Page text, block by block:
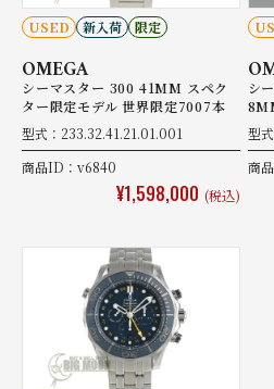
USED 新入荷 限定
OMEGA
シーマスター 300 41MM スペク
ター限定モデル 世界限定7007本
型式：233.32.41.21.01.001
商品ID：v6840
¥1,598,000 (税込)
シ
型
商